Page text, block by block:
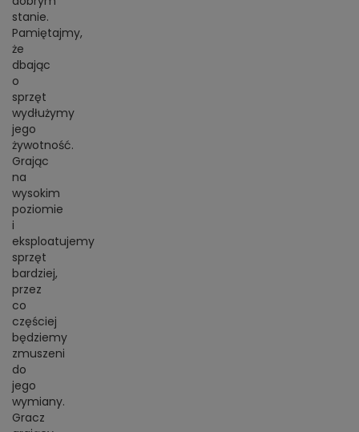
stanie.
Pamiętajmy,
że
dbając
o
sprzęt
wydłużymy
jego
żywotność.
Grając
na
wysokim
poziomie
i
eksploatujemy
sprzęt
bardziej,
przez
co
częściej
będziemy
zmuszeni
do
jego
wymiany.
Gracz